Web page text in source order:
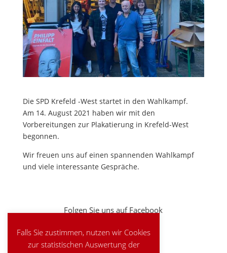
Die SPD Krefeld -West startet in den Wahlkampf.
Am 14. August 2021 haben wir mit den
Vorbereitungen zur Plakatierung in Krefeld-West
begonnen.
Wir freuen uns auf einen spannenden Wahlkampf
und viele interessante Gespräche.
Folgen Sie uns auf Facebook
Falls Sie zustimmen, nutzen wir Cookies
zur statistischen Auswertung der